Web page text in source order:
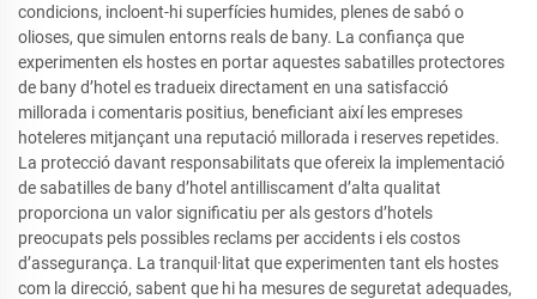
condicions, incloent-hi superfícies humides, plenes de sabó o
olioses, que simulen entorns reals de bany. La confiança que
experimenten els hostes en portar aquestes sabatilles protectores
de bany d’hotel es tradueix directament en una satisfacció
millorada i comentaris positius, beneficiant així les empreses
hoteleres mitjançant una reputació millorada i reserves repetides.
La protecció davant responsabilitats que ofereix la implementació
de sabatilles de bany d’hotel antilliscament d’alta qualitat
proporciona un valor significatiu per als gestors d’hotels
preocupats pels possibles reclams per accidents i els costos
d’assegurança. La tranquil·litat que experimenten tant els hostes
com la direcció, sabent que hi ha mesures de seguretat adequades,